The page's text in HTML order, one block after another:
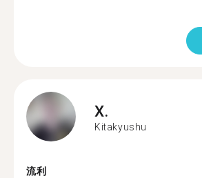
X.
Kitakyushu
流利